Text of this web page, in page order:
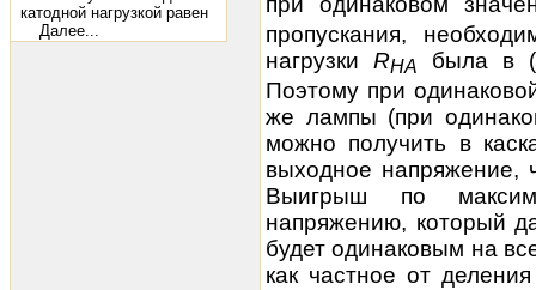
катодной нагрузкой равен
Далее...
пропускания,
нагрузкиRНА
была в
Поэтому при
же лампы (при
можно получить в
выходное напряжение,
Выигрыш по
напряжению, который
будет одинаковым на
как частное от